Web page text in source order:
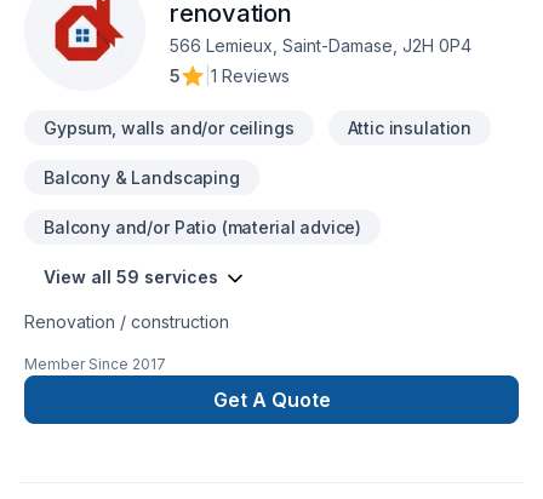
Suspendu... Insonorisation... Division métal...
renovation
566 Lemieux, Saint-Damase, J2H 0P4
5
1 Reviews
Gypsum, walls and/or ceilings Attic insulation
Balcony & Landscaping
Balcony and/or Patio (material advice)
View all 59 services
Renovation / construction
Member Since 2017
Get A Quote